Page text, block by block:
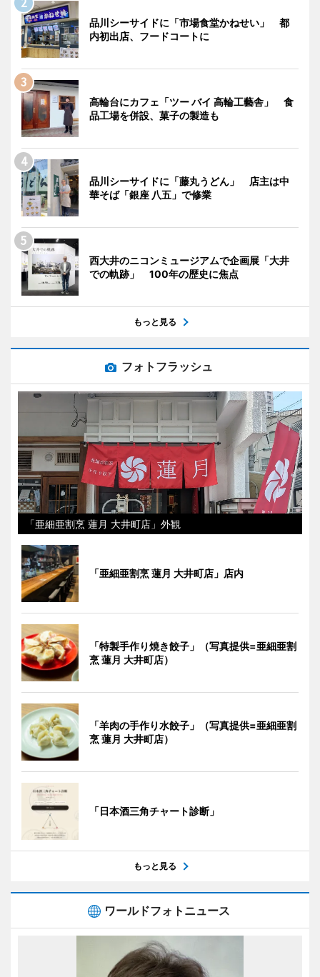
品川シーサイドに「市場食堂かねせい」 都
内初出店、フードコートに
高輪台にカフェ「ツー バイ 高輪工藝舎」 食
品工場を併設、菓子の製造も
品川シーサイドに「藤丸うどん」 店主は中
華そば「銀座 八五」で修業
西大井のニコンミュージアムで企画展「大井
での軌跡」 100年の歴史に焦点
もっと見る
フォトフラッシュ
「亜細亜割烹 蓮月 大井町店」外観
「亜細亜割烹 蓮月 大井町店」店内
「特製手作り焼き餃子」（写真提供=亜細亜割
烹 蓮月 大井町店）
「羊肉の手作り水餃子」（写真提供=亜細亜割
烹 蓮月 大井町店）
「日本酒三角チャート診断」
もっと見る
ワールドフォトニュース